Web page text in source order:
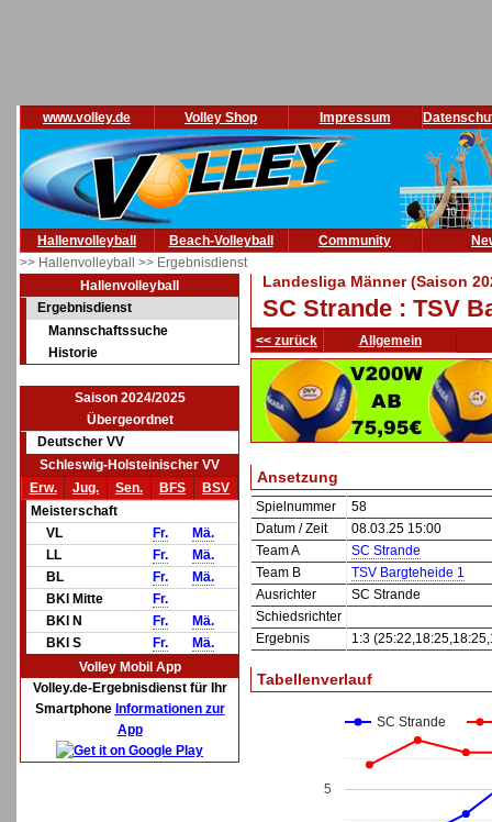
www.volley.de Volley Shop Impressum
Hallenvolleyball Beach-Volleyball Community
>> Hallenvolleyball >> Ergebnisdienst
Hallenvolleyball
Ergebnisdienst
Mannschaftssuche
Historie
Saison 2024/2025
Übergeordnet
Deutscher VV
Schleswig-Holsteinischer VV
Erw.
Jug. Sen. BFS
BSV
Meisterschaft
VL
Fr.
Mä.
LL
Fr.
Mä.
BL
Fr.
Mä.
BKl Mitte
Fr.
BKl N
Fr.
Mä.
BKl S
Fr.
Mä.
Volley Mobil App
Volley.de-Ergebnisdienst für Ihr
Smartphone Informationen zur
App
Landesliga Männer (Saison
SC Strande : TSV
<< zurück Allgemein
Ansetzung
Spielnummer
58
Datum / Zeit
08.03.25 15:00
Team A
SC Strande
Team B
TSV Bargteheide 1
Ausrichter
SC Strande
Schiedsrichter
Ergebnis
1:3
Tabellenverlauf
SC Strande
5